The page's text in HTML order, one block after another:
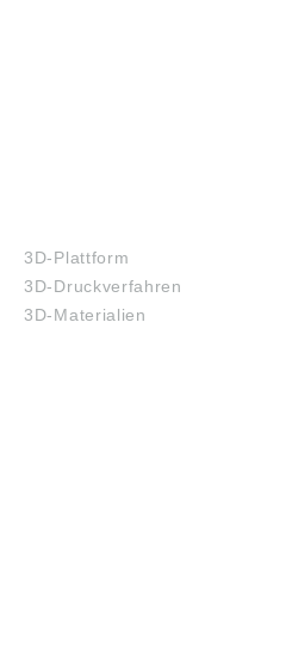
3D-Plattform
3D-Druckverfahren
3D-Materialien